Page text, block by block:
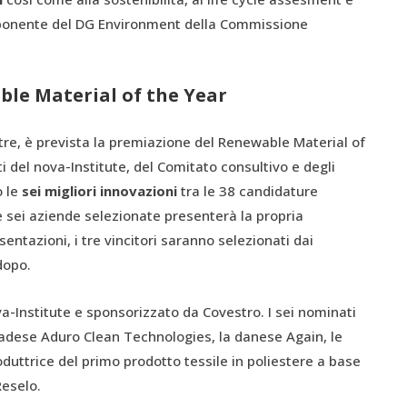
del DG Environment della Commissione
Material of the Year
è prevista la premiazione del Renewable Material of
del nova-Institute, del Comitato consultivo e degli
le sei migliori innovazioni tra le 38 candidature
aziende selezionate presenterà la propria
i tre vincitori saranno selezionati dai
Institute e sponsorizzato da Covestro. I sei nominati
Aduro Clean Technologies, la danese Again, le
del primo prodotto tessile in poliestere a base